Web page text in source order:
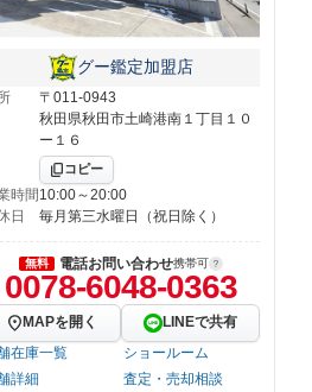
グー鑑定加盟店
〒011-0943
秋田県秋田市土崎港南１丁目１０
ー１６
コピー
時間10:00～20:00
日
毎月第三水曜日（祝日除く）
無料 電話お問い合わせ携帯可
0078-6048-0363
MAPを開く
LINEで共有
在庫一覧
ショールーム
詳細
査定・売却相談